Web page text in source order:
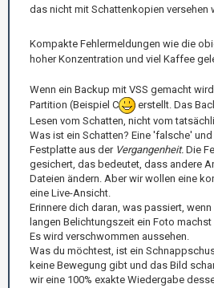
das nicht mit Schattenkopien versehen
Kompakte Fehlermeldungen wie die
hoher Konzentration und viel Kaffee
Wenn ein Backup mit VSS gemacht
Partition (Beispiel C
erstellt. Das
Lesen vom Schatten, nicht vom
Was ist ein Schatten? Eine 'falsche'
Festplatte aus der Vergangenheit. Die
gesichert, das bedeutet, dass andere
Dateien ändern. Aber wir wollen eine
eine Live-Ansicht.
Erinnere dich daran, was passiert,
langen Belichtungszeit ein Foto
Es wird verschwommen aussehen.
Was du möchtest, ist ein
keine Bewegung gibt und das Bild
wir eine 100% exakte Wiedergabe